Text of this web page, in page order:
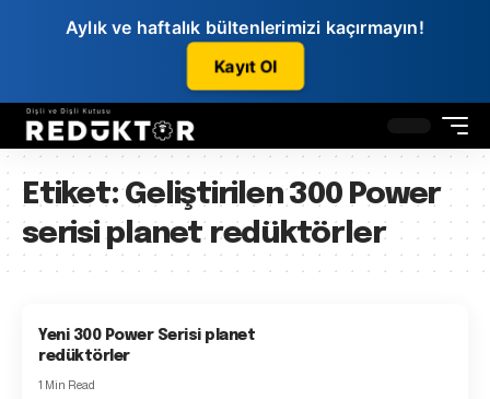
Aylık ve haftalık bültenlerimizi kaçırmayın!
Kayıt Ol
Etiket:Geliştirilen 300 Power
serisi planet redüktörler
Yeni 300 Power Serisi planet
redüktörler
1 Min Read